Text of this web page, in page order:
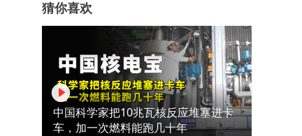
猜你喜欢
中国科学家把10兆瓦核反应堆塞进卡
车，加一次燃料能跑几十年